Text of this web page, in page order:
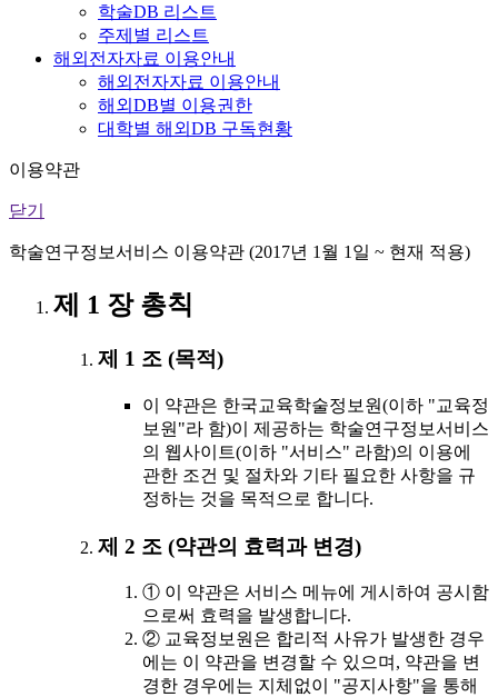
학술DB 리스트
주제별 리스트
해외전자자료 이용안내
해외전자자료 이용안내
해외DB별 이용권한
대학별 해외DB 구독현황
이용약관
닫기
학술연구정보서비스 이용약관 (2017년 1월 1일 ~ 현재 적용)
제 1 장 총칙
제 1 조 (목적)
이 약관은 한국교육학술정보원(이하 "교육정
보원"라 함)이 제공하는 학술연구정보서비스
의 웹사이트(이하 "서비스" 라함)의 이용에
관한 조건 및 절차와 기타 필요한 사항을 규
정하는 것을 목적으로 합니다.
제 2 조 (약관의 효력과 변경)
① 이 약관은 서비스 메뉴에 게시하여 공시함
으로써 효력을 발생합니다.
② 교육정보원은 합리적 사유가 발생한 경우
에는 이 약관을 변경할 수 있으며, 약관을 변
경한 경우에는 지체없이 "공지사항"을 통해